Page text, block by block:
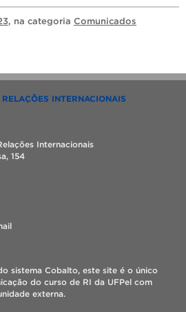
, na categoria Comunicados
INTERNACIONAIS
Internacionais
154
sistema Cobalto, este site é o único
do curso de RI da UFPel com
externa.